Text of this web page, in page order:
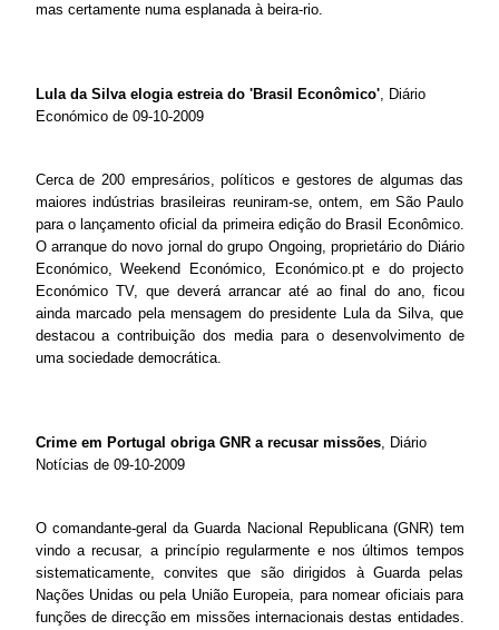
mas certamente numa esplanada à beira-rio.
Lula da Silva elogia estreia do 'Brasil Econômico', Diário
Económico de 09-10-2009
Cerca de 200 empresários, políticos e gestores de algumas das
maiores indústrias brasileiras reuniram-se, ontem, em São Paulo
para o lançamento oficial da primeira edição do Brasil Econômico.
O arranque do novo jornal do grupo Ongoing, proprietário do Diário
Económico, Weekend Económico, Económico.pt e do projecto
Económico TV, que deverá arrancar até ao final do ano, ficou
ainda marcado pela mensagem do presidente Lula da Silva, que
destacou a contribuição dos media para o desenvolvimento de
uma sociedade democrática.
Crime em Portugal obriga GNR a recusar missões, Diário
Notícias de 09-10-2009
O comandante-geral da Guarda Nacional Republicana (GNR) tem
vindo a recusar, a princípio regularmente e nos últimos tempos
sistematicamente, convites que são dirigidos à Guarda pelas
Nações Unidas ou pela União Europeia, para nomear oficiais para
funções de direcção em missões internacionais destas entidades.